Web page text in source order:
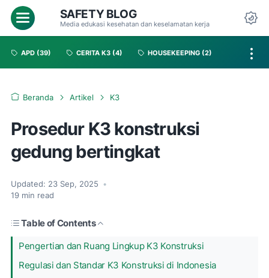
SAFETY BLOG
Media edukasi kesehatan dan keselamatan kerja
APD (39) CERITA K3 (4) HOUSEKEEPING (2)
Beranda Artikel K3
Prosedur K3 konstruksi
gedung bertingkat
Updated: 23 Sep, 2025
•
19 min read
Table of Contents
Pengertian dan Ruang Lingkup K3 Konstruksi
Regulasi dan Standar K3 Konstruksi di Indonesia